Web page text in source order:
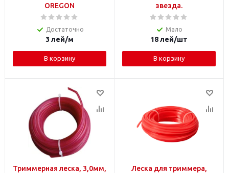
OREGON
Достаточно
3 лей/м
В корзину
звезда.
Мало
18лей/шт
В корзину
Триммерная леска, 3,0мм,
Леска для триммера,